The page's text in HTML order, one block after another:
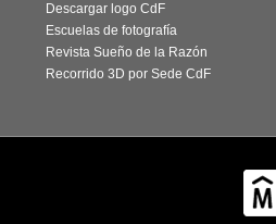
Descargar logo CdF
Escuelas de fotografía
Revista Sueño de la Razón
Recorrido 3D por Sede CdF